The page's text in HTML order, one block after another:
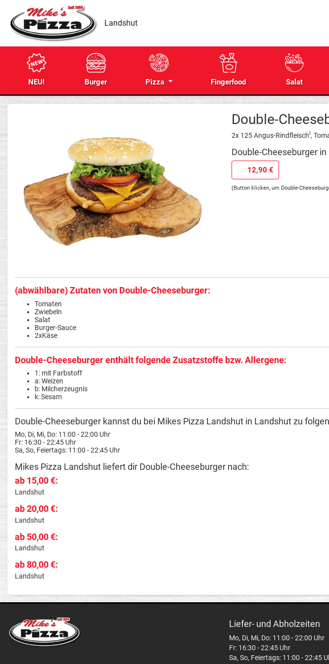
Landshut
NEU! Burger Pizza Fingerfood Salat
Double-
2x 125 Angus-Rindfleischi,
Double-Cheeseburger
12,90 €
(Button klicken, um Double-
(abwählbare) Zutaten von Double-Cheeseburger:
Tomaten
Zwiebeln
Salat
Burger-Sauce
2xKäse
Double-Cheeseburger enthält folgende Zusatzstoffe bzw. Allergene:
1: mit Farbstoff
a: Weizen
b: Milcherzeugnis
k: Sesam
Double-Cheeseburger kannst du bei Mikes Pizza Landshut in Landshut zu
Mo, Di, Mi, Do: 11:00 - 22:00 Uhr
Fr: 16:30 - 22:45 Uhr
Sa, So, Feiertags: 11:00 - 22:45 Uhr
Mikes Pizza Landshut liefert dir Double-Cheeseburger nach:
ab 15,00 €:
Landshut
ab 20,00 €:
Landshut
ab 50,00 €:
Landshut
ab 80,00 €:
Landshut
Liefer- und Abholzeiten
Mo, Di, Mi, Do: 11:00 - 22:00 Uhr
Fr: 16:30 - 22:45 Uhr
Sa, So, Feiertags: 11:00 - 22:45